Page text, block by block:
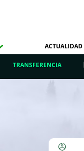
ACTUALIDAD
TRANSFERENCIA